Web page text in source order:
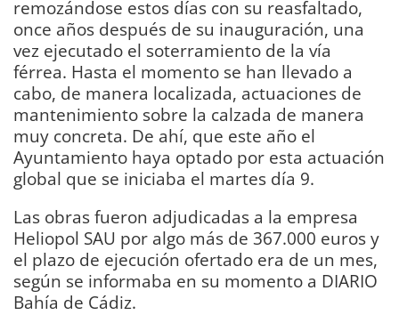
remozándose estos días con su reasfaltado,
once años después de su inauguración, una
vez ejecutado el soterramiento de la vía
férrea. Hasta el momento se han llevado a
cabo, de manera localizada, actuaciones de
mantenimiento sobre la calzada de manera
muy concreta. De ahí, que este año el
Ayuntamiento haya optado por esta actuación
global que se iniciaba el martes día 9.
Las obras fueron adjudicadas a la empresa
Heliopol SAU por algo más de 367.000 euros y
el plazo de ejecución ofertado era de un mes,
según se informaba en su momento a DIARIO
Bahía de Cádiz.